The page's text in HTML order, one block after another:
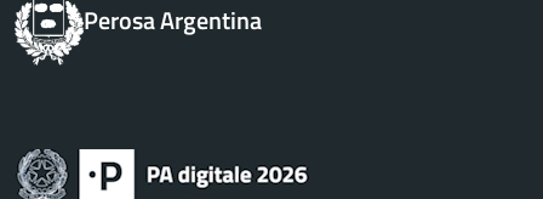
Perosa Argentina